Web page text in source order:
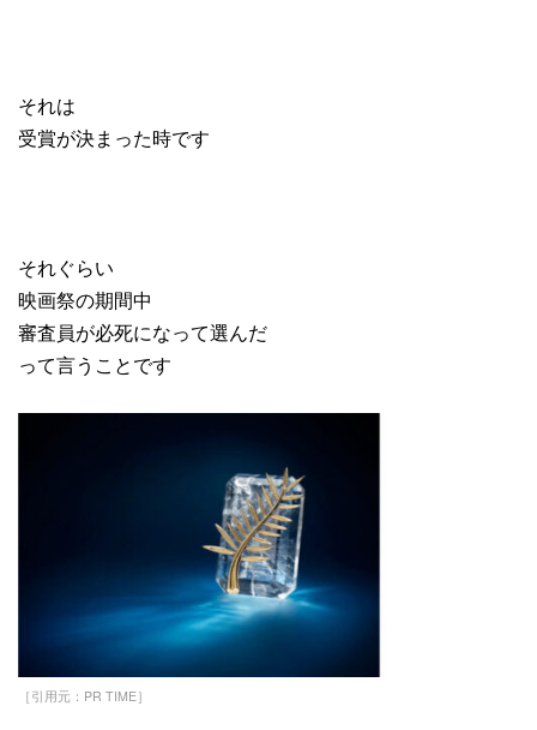
それは
受賞が決まった時です
それぐらい
映画祭の期間中
審査員が必死になって選んだ
って言うことです
［引用元：PR TIME］